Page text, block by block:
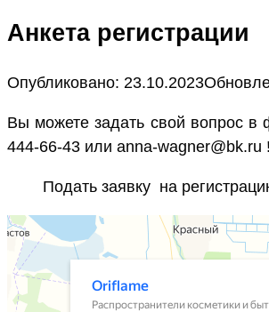
Анкета регистрации
Опубликовано: 23.10.2023
Вы можете задать свой вопрос
444-66-43 или anna-wagner@bk.ru !
Подать заявку на